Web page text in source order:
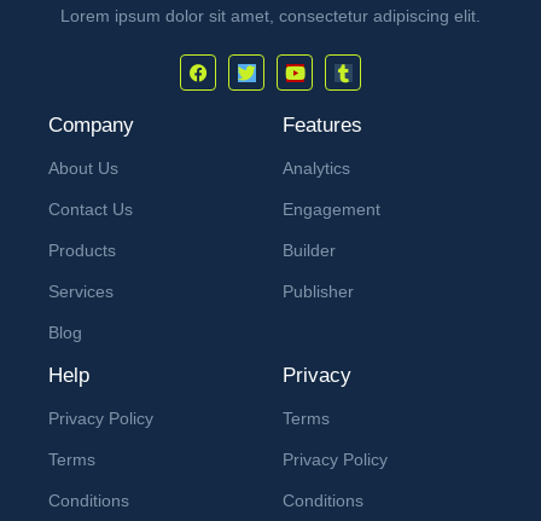
Lorem ipsum dolor sit amet, consectetur adipiscing elit.
Company
About Us
Contact Us
Products
Services
Blog
Features
Analytics
Engagement
Builder
Publisher
Help
Privacy Policy
Terms
Conditions
Privacy
Terms
Privacy Policy
Conditions